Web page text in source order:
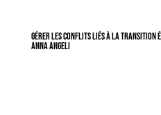
Gérer les conflits liés à la transition
Anna Angeli